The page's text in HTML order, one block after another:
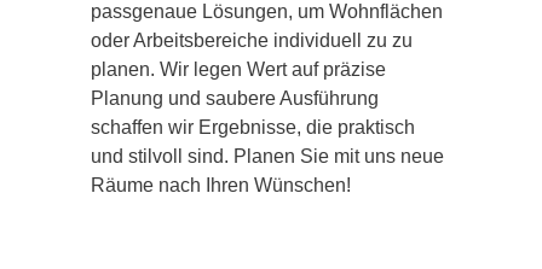
passgenaue Lösungen, um Wohnflächen
oder Arbeitsbereiche individuell zu zu
planen. Wir legen Wert auf präzise
Planung und saubere Ausführung
schaffen wir Ergebnisse, die praktisch
und stilvoll sind. Planen Sie mit uns neue
Räume nach Ihren Wünschen!